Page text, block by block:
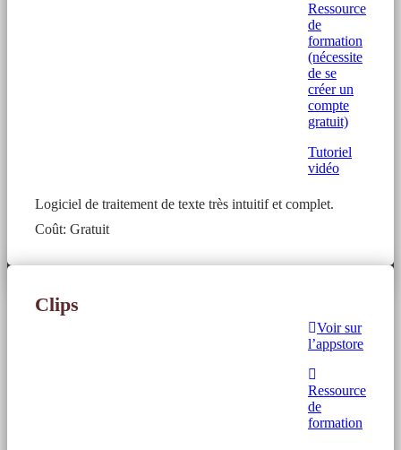
Ressource
de
formation
(nécessite
de se
créer un
compte
gratuit)
Tutoriel
vidéo
Logiciel de traitement de texte très intuitif et complet.
Coût: Gratuit
Clips
Voir sur
l’appstore
Ressource
de
formation